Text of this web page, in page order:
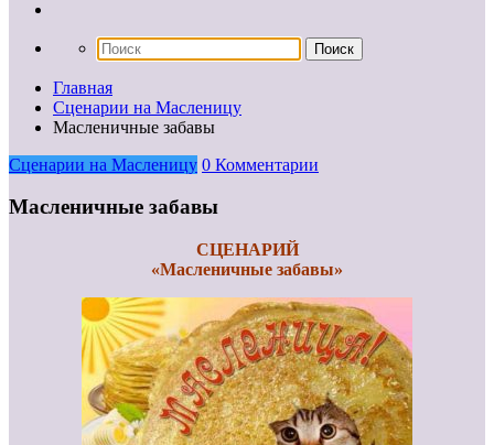
Главная
Сценарии на Масленицу
Масленичные забавы
Сценарии на Масленицу 0 Комментарии
Масленичные забавы
СЦЕНАРИЙ
«Масленичные забавы»